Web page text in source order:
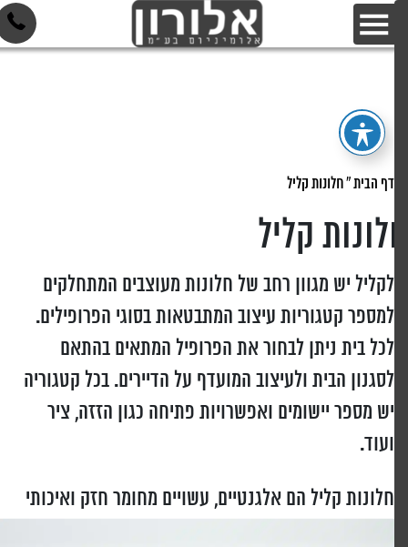
דף הבית»חלונות קליל
קליל
לקליל יש מגוון רחב של חלונות מעוצבים המתחלקים
למספר קטגוריות עיצוב המתבטאות בסוגי הפרופילים.
לכל בית ניתן לבחור את הפרופיל המתאים בהתאם
לסגנון הבית ולעיצוב המועדף על הדיירים. בכל קטגוריה
יש מספר יישומים ואפשרויות פתיחה כגון הזזה, ציר
ועוד.
חלונות קליל הם אלגנטיים, עשויים מחומר חזק ואיכותי